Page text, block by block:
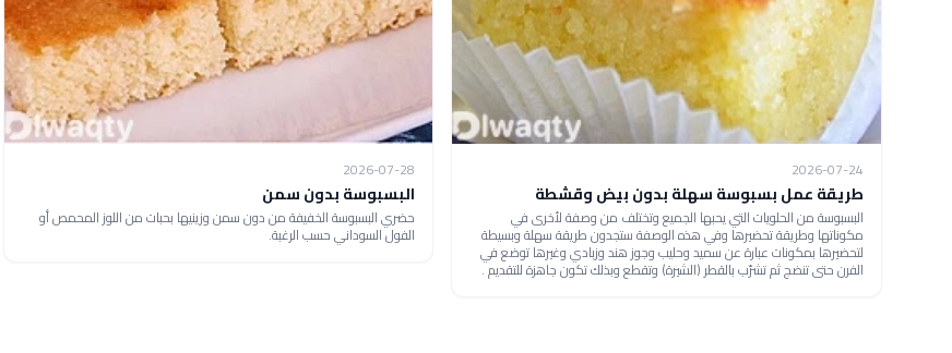
2026-07-24
طريقة عمل بسبوسة سهلة بدون بيض وقشطة
البسبوسة من الحلويات التي يحبها الجميع وتختلف من وصفة لأخرى في
مكوناتها وطريقة تحضيرها وفي هذه الوصفة ستجدون طريقة سهلة وبسيطة
لتحضيرها بمكونات عبارة عن سميد وحليب وجوز هند وزبادي وغيرها توضع في
الفرن حتى تنضج ثم تشرّب بالقطر (الشيرة) وتقطع وبذلك تكون جاهزة للتقديم .
2026-07-28
البسبوسة بدون سمن
حضري البسبوسة الخفيفة من دون سمن وزينيها بحبات من اللوز المحمص أو
الفول السوداني حسب الرغبة.